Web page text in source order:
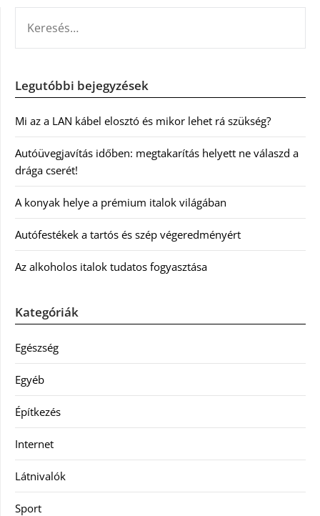
Legutóbbi bejegyzések
Mi az a LAN kábel elosztó és mikor lehet rá szükség?
Autóüvegjavítás időben: megtakarítás helyett ne válaszd a
drága cserét!
A konyak helye a prémium italok világában
Autófestékek a tartós és szép végeredményért
Az alkoholos italok tudatos fogyasztása
Kategóriák
Egészség
Egyéb
Építkezés
Internet
Látnivalók
Sport